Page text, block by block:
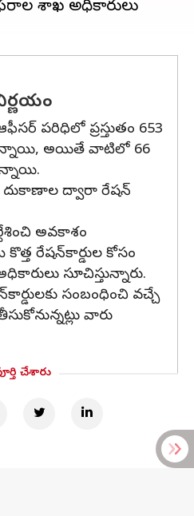
శాఖ అధికారులు
పరిధిలో ప్రస్తుతం 653
అయితే వాటిలో 66
దుకాణాల ద్వారా రేషన్
అవకాశం
రేషన్‌కార్డుల కోసం
సూచిస్తున్నారు.
సంబంధించి వచ్చే
వారు
చేశారు